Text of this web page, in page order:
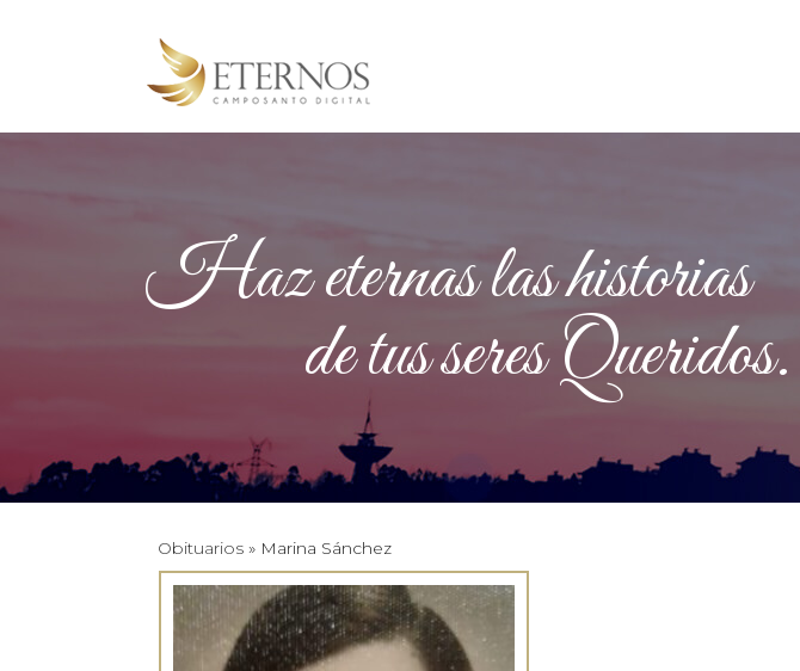
Haz eternas las historias
de tus seres Queridos.
Obituarios » Marina Sánchez